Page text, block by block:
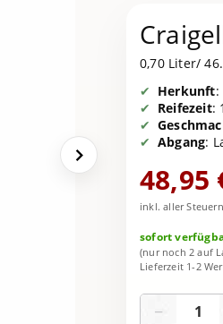
0,70 Liter/
Herkunft
Reifezeit:
Abgang:
48,95
inkl. aller
sofort
(nur noch 2 auf
Lieferzeit 1-2
−